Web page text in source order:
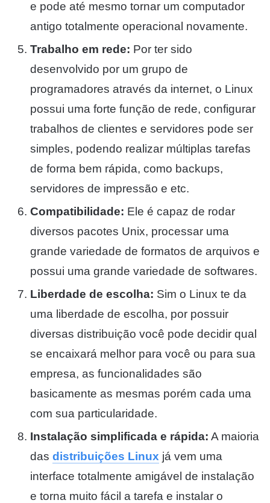
e pode até mesmo tornar um computador
antigo totalmente operacional novamente.
Trabalho em rede: Por ter sido
desenvolvido por um grupo de
programadores através da internet, o Linux
possui uma forte função de rede, configurar
trabalhos de clientes e servidores pode ser
simples, podendo realizar múltiplas tarefas
de forma bem rápida, como backups,
servidores de impressão e etc.
Compatibilidade: Ele é capaz de rodar
diversos pacotes Unix, processar uma
grande variedade de formatos de arquivos e
possui uma grande variedade de softwares.
Liberdade de escolha: Sim o Linux te da
uma liberdade de escolha, por possuir
diversas distribuição você pode decidir qual
se encaixará melhor para você ou para sua
empresa, as funcionalidades são
basicamente as mesmas porém cada uma
com sua particularidade.
Instalação simplificada e rápida: A maioria
das distribuições Linux já vem uma
interface totalmente amigável de instalação
e torna muito fácil a tarefa e instalar o